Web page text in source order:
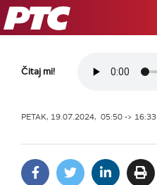
RTS
Čitaj mi!
PETAK, 19.07.2024, 05:50 -> 16:33